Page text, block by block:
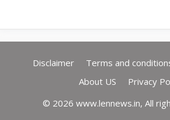
Disclaimer Terms and
About US
Privacy
© 2026 www.lennews.in, All